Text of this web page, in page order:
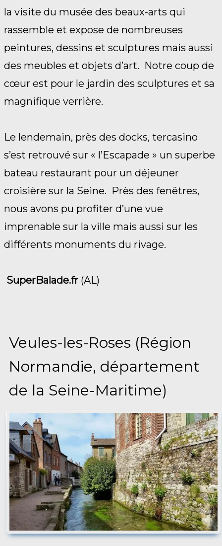
la visite du musée des beaux-arts qui
rassemble et expose de nombreuses
peintures, dessins et sculptures mais aussi
des meubles et objets d’art. Notre coup de
cœur est pour le jardin des sculptures et sa
magnifique verrière.
Le lendemain, près des docks, tercasino
s’est retrouvé sur « l’Escapade » un superbe
bateau restaurant pour un déjeuner
croisière sur la Seine. Près des fenêtres,
nous avons pu profiter d’une vue
imprenable sur la ville mais aussi sur les
différents monuments du rivage.
SuperBalade.fr (AL)
Veules-les-Roses (Région
Normandie, département
de la Seine-Maritime)